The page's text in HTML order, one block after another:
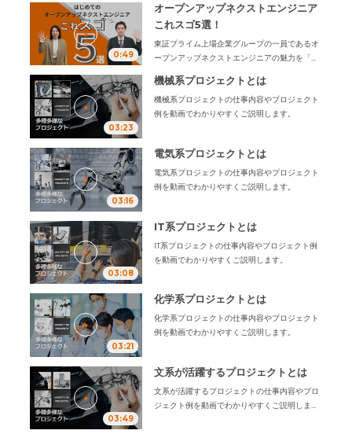
画となっています。ぜひ、ご覧ください。
0:49
オープンアップネクストエンジニア
これスゴ5選！
東証プライム上場企業グループの一員であるオ
ープンアップネクストエンジニアの魅力を「こ
03:23
機械系プロジェクトとは
機械系プロジェクトの仕事内容やプロジェクト
例を動画でわかりやすくご説明します。
03:16
電気系プロジェクトとは
電気系プロジェクトの仕事内容やプロジェクト
例を動画でわかりやすくご説明します。
03:08
IT系プロジェクトとは
IT系プロジェクトの仕事内容やプロジェクト例
を動画でわかりやすくご説明します。
03:21
化学系プロジェクトとは
化学系プロジェクトの仕事内容やプロジェクト
例を動画でわかりやすくご説明します。
03:49
文系が活躍するプロジェクトとは
文系が活躍するプロジェクトの仕事内容やプロ
ジェクト例を動画でわかりやすくご説明しま